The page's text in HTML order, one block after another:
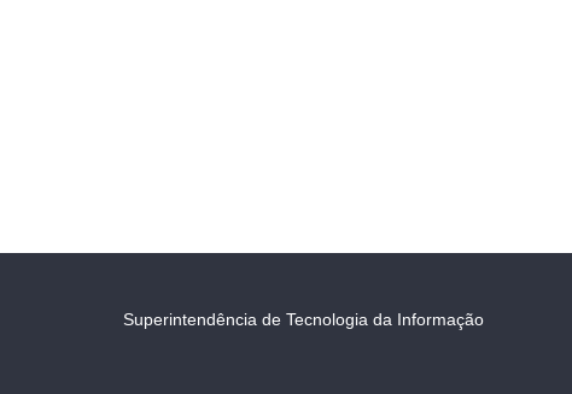
Superintendência de Tecnologia da Informação